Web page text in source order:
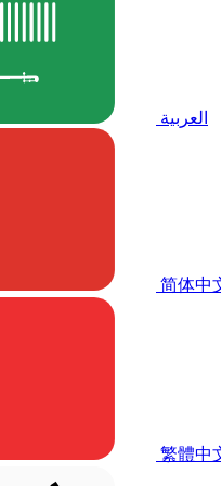
العربية
简体中
繁體中